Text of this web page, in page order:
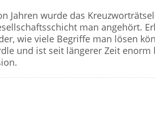
Jahren wurde das
man angehört.
wie viele Begriffe man lösen
und ist seit längerer Zeit